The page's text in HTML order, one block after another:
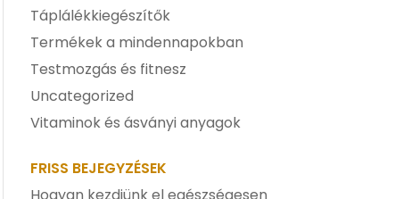
Táplálékkiegészítők
Termékek a mindennapokban
Testmozgás és fitnesz
Uncategorized
Vitaminok és ásványi anyagok
FRISS BEJEGYZÉSEK